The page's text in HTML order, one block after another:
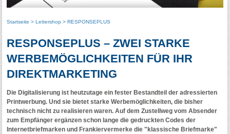
Startseite >Lettershop > RESPONSEPLUS
RESPONSEPLUS – ZWEI STARKE
WERBEMÖGLICHKEITEN FÜR IHR
DIREKTMARKETING
Die Digitalisierung ist heutzutage ein fester Bestandteil der adressierten
Printwerbung. Und sie bietet starke Werbemöglichkeiten, die bisher
technisch nicht zu realisieren waren. Auf dem Zustellweg vom Absender
zum Empfänger ergänzen schon lange die gedruckten Codes der
Internetbriefmarken und Frankiervermerke die "klassische Briefmarke"